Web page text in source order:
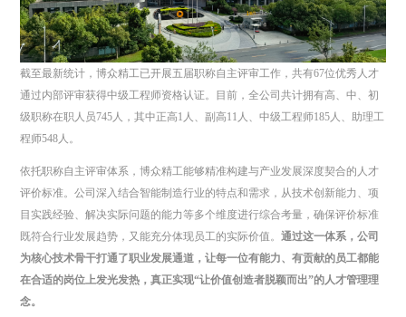
截至最新统计，博众精工已开展五届职称自主评审工作，共有67位优秀人才
通过内部评审获得中级工程师资格认证。目前，全公司共计拥有高、中、初
级职称在职人员745人，其中正高1人、副高11人、中级工程师185人、助理工
程师548人。
依托职称自主评审体系，博众精工能够精准构建与产业发展深度契合的人才
评价标准。公司深入结合智能制造行业的特点和需求，从技术创新能力、项
目实践经验、解决实际问题的能力等多个维度进行综合考量，确保评价标准
既符合行业发展趋势，又能充分体现员工的实际价值。通过这一体系，公司
为核心技术骨干打通了职业发展通道，让每一位有能力、有贡献的员工都能
在合适的岗位上发光发热，真正实现“让价值创造者脱颖而出”的人才管理理
念。